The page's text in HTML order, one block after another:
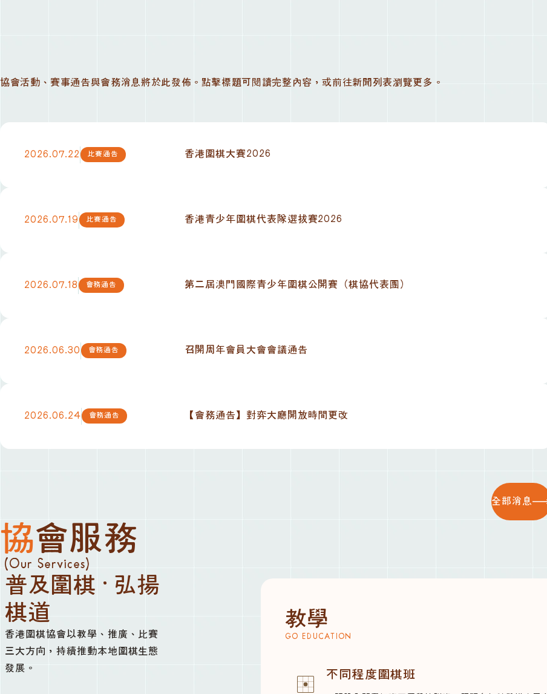
協會活動、賽事通告與會務消息將於此發佈。點擊標題可閱讀完整內容，或前往新聞列表瀏覽更多。
2026.07.22 比賽通告 香港圍棋大賽2026
2026.07.19 比賽通告 香港青少年圍棋代表隊選拔賽2026
2026.07.18 會務通告 第二屆澳門國際青少年圍棋公開賽（棋協代表團）
2026.06.30 會務通告 召開周年會員大會會議通告
2026.06.24 會務通告 【會務通告】對弈大廳開放時間更改
全部消息
協會服務
(Our Services)
普及圍棋 · 弘揚
棋道
香港圍棋協會以教學、推廣、比賽
三大方向，持續推動本地圍棋生態
發展。
教學
GO EDUCATION
不同程度圍棋班